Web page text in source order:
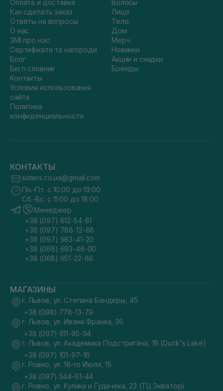
Оплата и доставка
Как сделать заказ
Ответы на вопросы
О нас
ЗМІ про нас
Сертифікати та нагороди
Блог
Бюті словник
Контакты
Условия использования
сайта
Политика
конфиденциальности
Волосы
Лицо
Тело
Дом
Мерч
Новинки
Акции и скидки
Бренды
КОНТАКТЫ
sisters.co.ua@gmail.com
Пн.-Пт. с 10:00 до 19:00
Сб.-Вс. с 11:00 до 18:00
Менеджер
+38 (097) 612-54-81
+38 (097) 788-12-88
+38 (097) 983-41-20
+38 (068) 693-46-00
+38 (068) 951-22-86
МАГАЗИНЫ
г. Львов, ул. Степана Бандеры, 45
+38 (098) 778-13-79
г. Львов, ул. Ивана Франка, 36
+38 (097) 611-95-94
г. Львов, ул. Академика Подстригача, 1В (Duck's Lake)
+38 (097) 101-97-16
г. Ровно, ул. 16-го Июля, 15
+38 (097) 544-61-44
г. Ровно, ул. Кулика и Гудачека, 23 (ТЦ Экватор)